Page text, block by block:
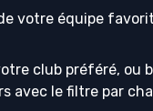
votre équipe
club préféré, ou
avec le filtre par